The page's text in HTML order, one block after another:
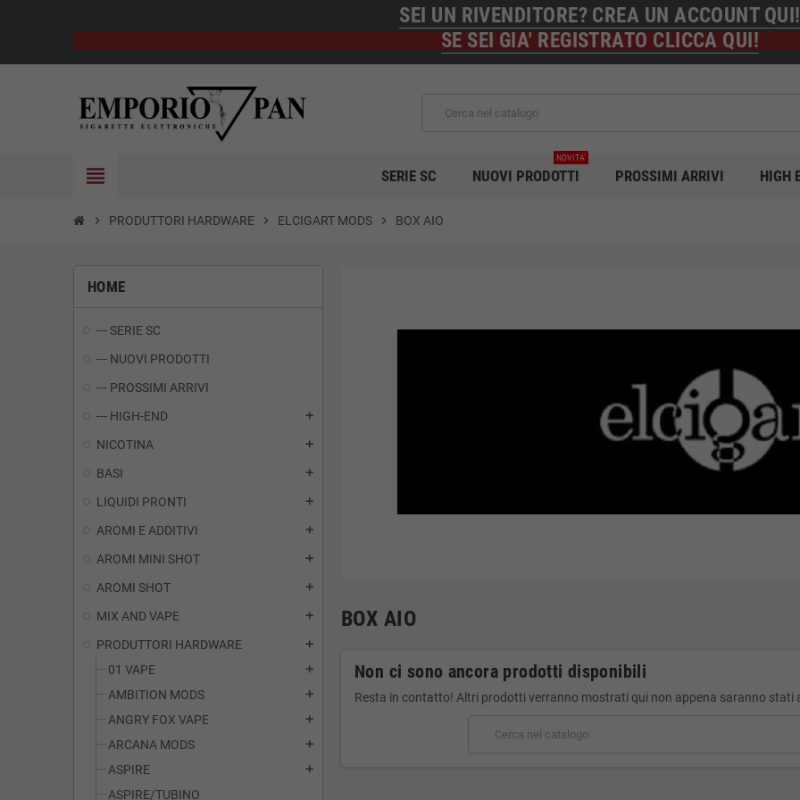
SEI UN RIVENDITORE? CREA UN ACCOUNT QUI!
SE SEI GIA' REGISTRATO CLICCA QUI!
view_headline SERIE SC NUOVI PRODOTTI
NOVITA'
PROSSIMI ARRIVI HIGH
chevron_right PRODUTTORI HARDWARE chevron_right ELCIGART MODS chevron_right BOX AIO
HOME
--- SERIE SC
--- NUOVI PRODOTTI
--- PROSSIMI ARRIVI
--- HIGH-END
add
NICOTINA add
BASI add
LIQUIDI PRONTI add
AROMI E ADDITIVI add
AROMI MINI SHOT add
AROMI SHOT add
MIX AND VAPE add
PRODUTTORI HARDWARE add
01 VAPE add
AMBITION MODS add
ANGRY FOX VAPE add
ARCANA MODS add
ASPIRE add
ASPIRE/TUBINO
BOX AIO
Non ci sono ancora prodotti disponibili
Resta in contatto! Altri prodotti verranno mostrati qui non appena saranno stati